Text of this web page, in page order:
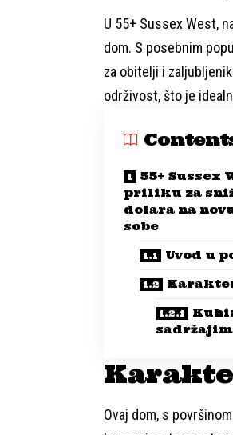
U 55+ Sussex West,
dom. S posebnim
za obitelji i
održivost, što je
55+
priliku za
dolara na
sobe
Uvod u
Ovaj dom, s